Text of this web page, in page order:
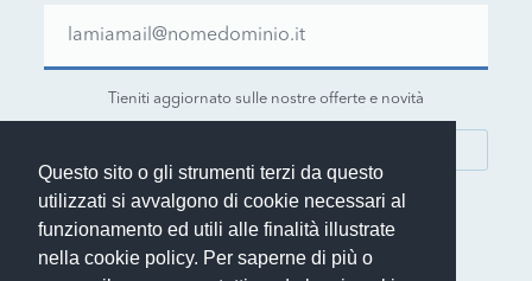
Questo sito o gli strumenti terzi da questo
utilizzati si avvalgono di cookie necessari al
funzionamento ed utili alle finalità illustrate
nella cookie policy. Per saperne di più o
Tieniti aggiornato sulle nostre offerte e novità